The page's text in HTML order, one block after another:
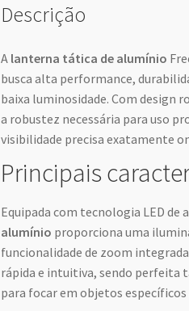
Descrição
A lanterna tática de alumínio
busca alta performance,
baixa luminosidade. Com design
a robustez necessária para uso
visibilidade precisa exatamente
Principais
Equipada com tecnologia LED de
alumínio proporciona uma
funcionalidade de zoom
rápida e intuitiva, sendo perfeita
para focar em objetos